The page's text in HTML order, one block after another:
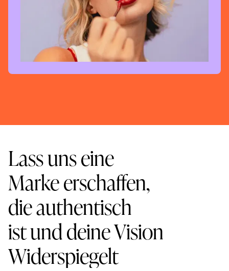
Lass uns eine
Marke erschaffen,
die authentisch
ist und deine Vision
Widerspiegelt